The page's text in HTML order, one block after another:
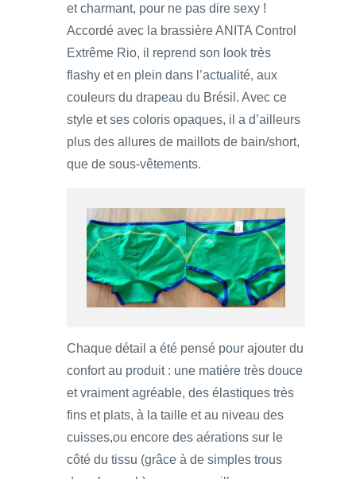
et charmant, pour ne pas dire sexy !
Accordé avec la brassière ANITA Control
Extrême Rio, il reprend son look très
flashy et en plein dans l’actualité, aux
couleurs du drapeau du Brésil. Avec ce
style et ses coloris opaques, il a d’ailleurs
plus des allures de maillots de bain/short,
que de sous-vêtements.
Chaque détail a été pensé pour ajouter du
confort au produit : une matière très douce
et vraiment agréable, des élastiques très
fins et plats, à la taille et au niveau des
cuisses,ou encore des aérations sur le
côté du tissu (grâce à de simples trous